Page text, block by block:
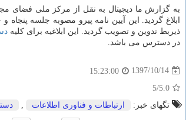
به گزارش ما دیجیتال به نقل از مركز ملی فضای
ابلاغ گردید. این آیین نامه پیرو مصوبه جلسه پنجاه و چهارم شورای عالی فضای مجازی
ذیربط تدوین و تصویب گردید. این ابلاغیه برای كلیه
در دسترس می باشد.
1397/10/14
15:23:00
5.0
/5
تگهای خبر:
ارتباطات و فناوری اطلاعات